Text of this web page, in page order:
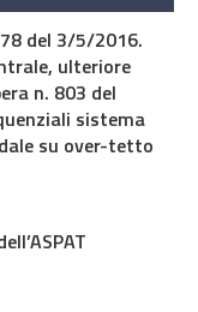
del 3/5/2016.
ulteriore
n. 803 del
sistema
su over-tetto